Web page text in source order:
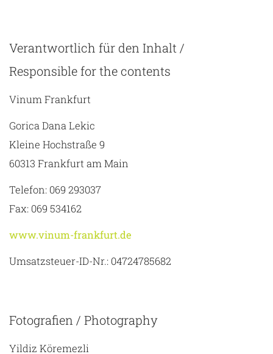
Verantwortlich für den Inhalt /
Responsible for the contents
Vinum Frankfurt
Gorica Dana Lekic
Kleine Hochstraße 9
60313 Frankfurt am Main
Telefon: 069 293037
Fax: 069 534162
www.vinum-frankfurt.de
Umsatzsteuer-ID-Nr.: 04724785682
Fotografien / Photography
Yildiz Köremezli